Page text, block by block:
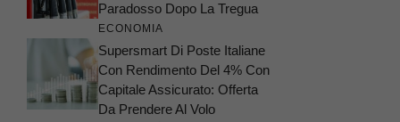
Paradosso Dopo La Tregua
ECONOMIA
Supersmart Di Poste Italiane
Con Rendimento Del 4% Con
Capitale Assicurato: Offerta
Da Prendere Al Volo